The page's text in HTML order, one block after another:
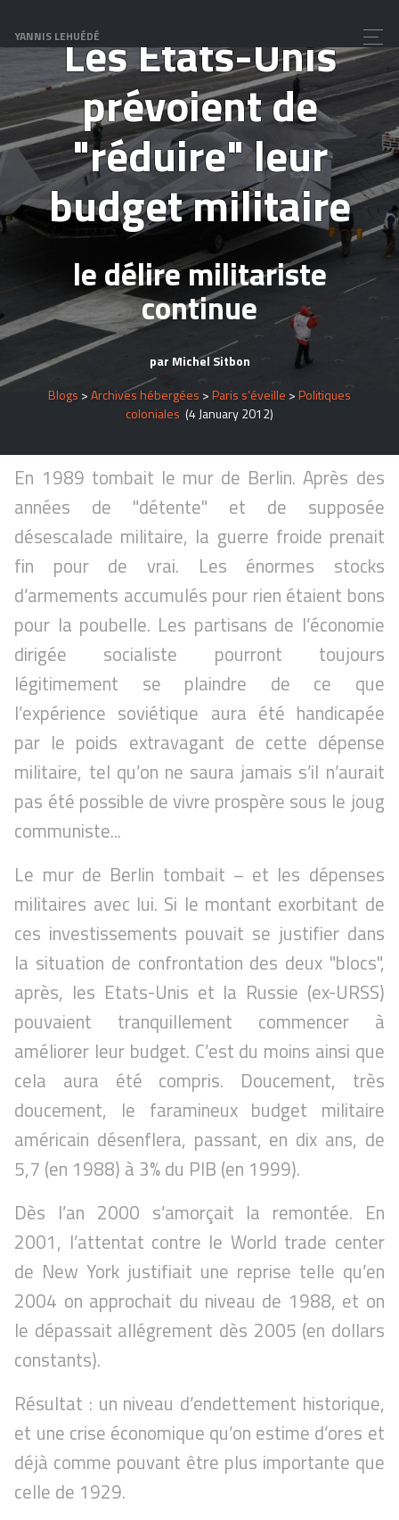
YANNIS LEHUÉDÉLes Etats-Unis
prévoient de
"réduire" leur
budget militaire
le délire militariste
continue
par Michel Sitbon
Blogs >Archives hébergées >Paris s’éveille >Politiques
coloniales (4 January 2012)
En 1989 tombait le mur de Berlin. Après des
années de "détente" et de supposée
désescalade militaire, la guerre froide prenait
fin pour de vrai. Les énormes stocks
d’armements accumulés pour rien étaient bons
pour la poubelle. Les partisans de l’économie
dirigée socialiste pourront toujours
légitimement se plaindre de ce que
l’expérience soviétique aura été handicapée
par le poids extravagant de cette dépense
militaire, tel qu’on ne saura jamais s’il n’aurait
pas été possible de vivre prospère sous le joug
communiste...
Le mur de Berlin tombait – et les dépenses
militaires avec lui. Si le montant exorbitant de
ces investissements pouvait se justifier dans
la situation de confrontation des deux "blocs",
après, les Etats-Unis et la Russie (ex-URSS)
pouvaient tranquillement commencer à
améliorer leur budget. C’est du moins ainsi que
cela aura été compris. Doucement, très
doucement, le faramineux budget militaire
américain désenflera, passant, en dix ans, de
5,7 (en 1988) à 3% du PIB (en 1999).
Dès l’an 2000 s’amorçait la remontée. En
2001, l’attentat contre le World trade center
de New York justifiait une reprise telle qu’en
2004 on approchait du niveau de 1988, et on
le dépassait allégrement dès 2005 (en dollars
constants).
Résultat : un niveau d’endettement historique,
et une crise économique qu’on estime d’ores et
déjà comme pouvant être plus importante que
celle de 1929.